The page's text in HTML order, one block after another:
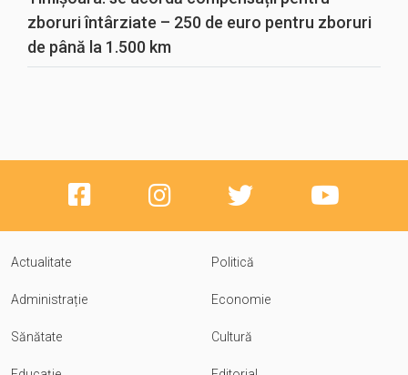
zboruri întârziate – 250 de euro pentru zboruri
de până la 1.500 km
Actualitate Politică
Administrație Economie
Sănătate Cultură